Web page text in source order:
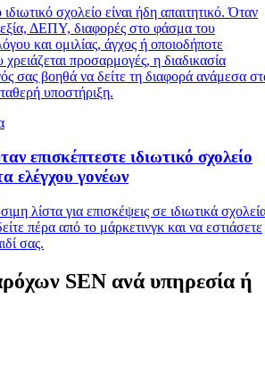
σχολείο είναι ήδη απαιτητικό. Όταν
ΔΕΠΥ, διαφορές στο φάσμα του
και ομιλίας, άγχος ή οποιοδήποτε
προσαρμογές, η διαδικασία
σας βοηθά να δείτε τη διαφορά ανάμεσα
υποστήριξη.
επισκέπτεστε ιδιωτικό σχολείο
ελέγχου γονέων
λίστα για επισκέψεις σε ιδιωτικά
πέρα από το μάρκετινγκ και να εστιάσετε
σας.
SEN ανά υπηρεσία ή